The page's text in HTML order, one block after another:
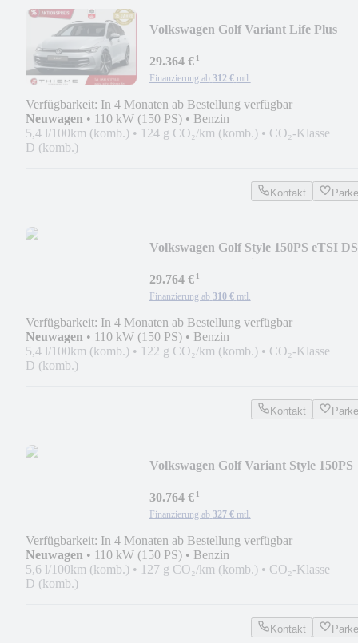
Volkswagen Golf Variant Life Plus
29.364 €¹
Finanzierung ab 312 € mtl.
Verfügbarkeit: In 4 Monaten ab Bestellung verfügbar
Neuwagen • 110 kW (150 PS) • Benzin
5,4 l/100km (komb.) • 124 g CO₂/km (komb.) • CO₂-Klasse
D (komb.)
Kontakt
Volkswagen Golf Style 150PS eTSI
29.764 €¹
Finanzierung ab 310 € mtl.
Verfügbarkeit: In 4 Monaten ab Bestellung verfügbar
Neuwagen • 110 kW (150 PS) • Benzin
5,4 l/100km (komb.) • 122 g CO₂/km (komb.) • CO₂-Klasse
D (komb.)
Kontakt
Volkswagen Golf Variant Style 150PS
30.764 €¹
Finanzierung ab 327 € mtl.
Verfügbarkeit: In 4 Monaten ab Bestellung verfügbar
Neuwagen • 110 kW (150 PS) • Benzin
5,6 l/100km (komb.) • 127 g CO₂/km (komb.) • CO₂-Klasse
D (komb.)
Kontakt